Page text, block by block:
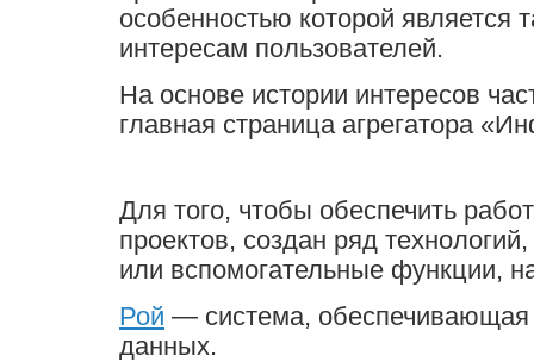
особенностью которой является
интересам пользователей.
На основе истории интересов
главная страница агрегатора
Для того, чтобы обеспечить
проектов, создан ряд
или вспомогательные функции,
Рой — система,
данных.